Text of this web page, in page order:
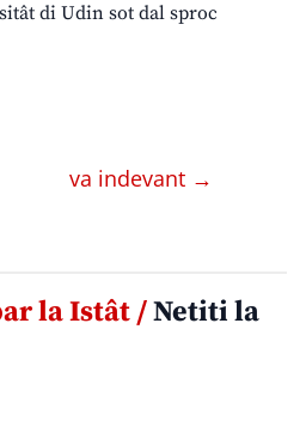
di Udin sot dal sproc
va indevant →
la Istât /Netiti la